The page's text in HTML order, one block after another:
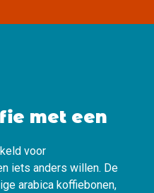
met een
voor
iets anders willen. De
arabica koffiebonen,